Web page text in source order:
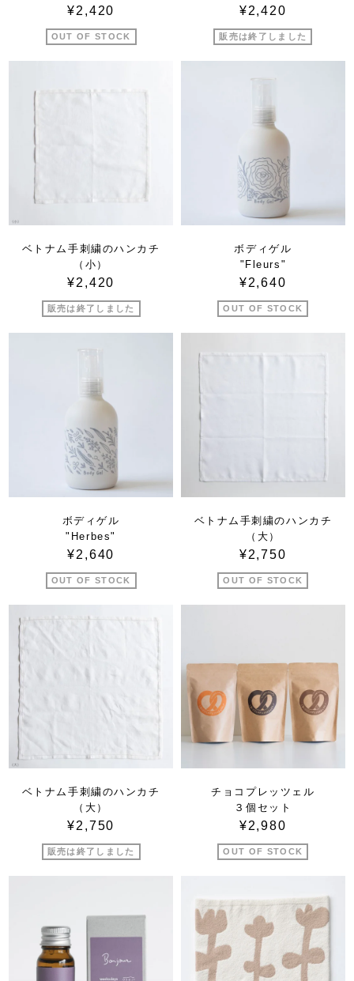
¥2,420
OUT OF STOCK
¥2,420
販売は終了しました
ベトナム手刺繍のハンカチ
（小）
¥2,420
販売は終了しました
ボディゲル
"Fleurs"
¥2,640
OUT OF STOCK
ボディゲル
"Herbes"
¥2,640
OUT OF STOCK
ベトナム手刺繍のハンカチ
（大）
¥2,750
OUT OF STOCK
ベトナム手刺繍のハンカチ
（大）
¥2,750
販売は終了しました
チョコプレッツェル
３個セット
¥2,980
OUT OF STOCK